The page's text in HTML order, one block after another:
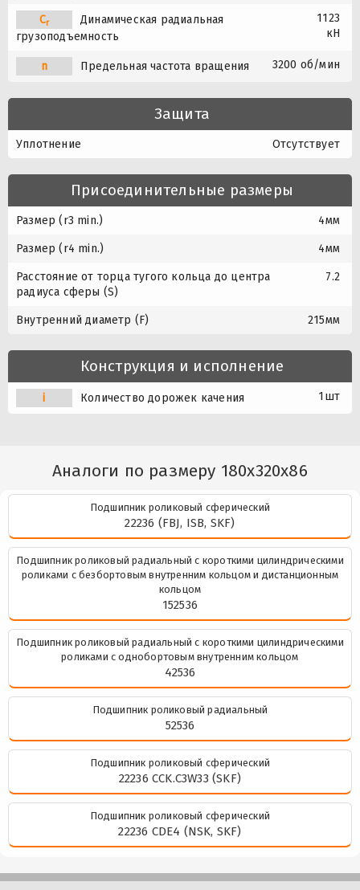
Cr
Динамическая радиальная
грузоподъемность
1123
кН
n Предельная частота вращения 3200 об/мин
Защита
Уплотнение Отсутствует
Присоединительные размеры
Размер (r3 min.) 4мм
Размер (r4 min.) 4мм
Расстояние от торца тугого кольца до центра
радиуса сферы (S)
7.2
Внутренний диаметр (F) 215мм
Конструкция и исполнение
i Количество дорожек качения 1шт
Аналоги по размеру 180x320x86
Подшипник роликовый сферический
22236 (FBJ, ISB, SKF)
Подшипник роликовый радиальный с короткими цилиндрическими
роликами с безбортовым внутренним кольцом и дистанционным
кольцом
152536
Подшипник роликовый радиальный с короткими цилиндрическими
роликами с однобортовым внутренним кольцом
42536
Подшипник роликовый радиальный
52536
Подшипник роликовый сферический
22236 CCK.C3W33 (SKF)
Подшипник роликовый сферический
22236 CDE4 (NSK, SKF)